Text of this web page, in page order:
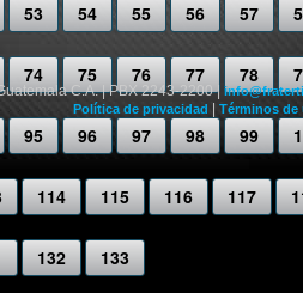
53 54 55 56 57
74 75 76 77 78
95 96 97 98 99
114 115 116 117
132 133
C.A. | PBX 2243-2200 |
Política de privacidad Términos de